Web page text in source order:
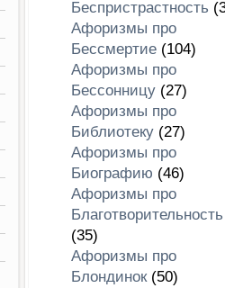
Беспристрастность
Афоризмы про
Бессмертие(104)
Афоризмы про
Бессонницу(27)
Афоризмы про
Библиотеку(27)
Афоризмы про
Биографию (46)
Афоризмы про
Благотворительность
(35)
Афоризмы про
Блондинок(50)